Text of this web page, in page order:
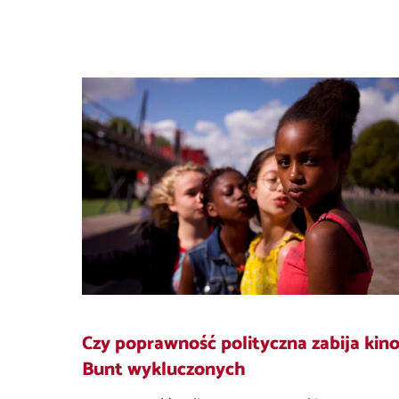
Czy poprawność polityczna zabija
Bunt wykluczonych